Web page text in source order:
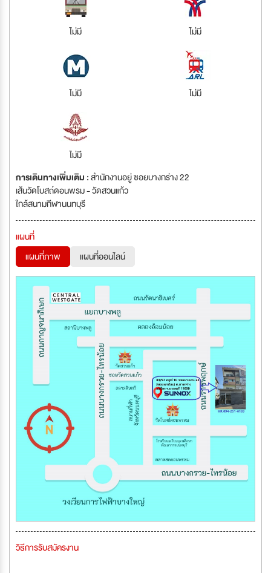
ไม่มี ไม่มี
ไม่มี ไม่มี
ไม่มี
การเดินทางเพิ่มเติม :สำนักงานอยู่ ซอยบางกร่าง 22
เส้นวัดโบสถ์ดอนพรม - วัดสวนแก้ว
ใกล้สนามกีฬานนทบุรี
แผนที่
แผนที่ภาพ
แผนที่ออนไลน์
วิธีการรับสมัครงาน